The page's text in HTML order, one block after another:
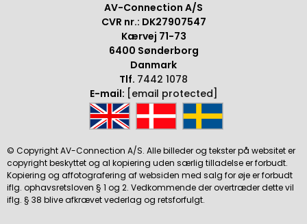
AV-Connection A/S
CVR nr.: DK27907547
Kærvej 71-73
6400 Sønderborg
Danmark
Tlf. 7442 1078
E-mail: [email protected]
© Copyright AV-Connection A/S. Alle billeder og tekster på websitet er
copyright beskyttet og al kopiering uden særlig tilladelse er forbudt.
Kopiering og affotografering af websiden med salg for øje er forbudt
iflg. ophavsretsloven § 1 og 2. Vedkommende der overtræder dette vil
iflg. § 38 blive afkrævet vederlag og retsforfulgt.